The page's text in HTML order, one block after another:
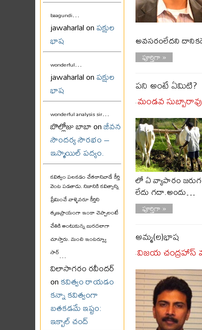
baagundi...
jawaharlal onపక్షుల
భాష
wonderful...
jawaharlal onపక్షుల
భాష
wonderful analysis sir...
బొల్లోజు బాబా onజీవన
సౌందర్య సౌరభం –
ఇస్మాయిల్ పద్యం.
కవిత్వం పలకడం చేతకానివాడే కీర్తి
వెంట పడతాడు. నిజానికి కవిత్వాన్ని
ప్రేమించే వాళ్ళెవరూ కీర్తిని
తృణప్రాయంగా ఇంకా చెప్పాలంటే
చేతికి అంటుకున్న బురదలాగా
చూస్తారు. మంచి ఇంటర్వ్యూ
సార్...
విలాసాగరం రవీందర్
onకవిత్వం రాయడం
కన్నా కవిత్వంగా
బతకడమే ఇష్టం:
ఇక్బాల్ చంద్
అవసరంలేదని
పూర్తిగా »
పని అంటే ఏమిటి?
- మండవ సుబ్బారావు
లో ఏ వ్యాపారం జరుగ
లేదు గదా.అందు…
పూర్తిగా »
అమ్మ(ల)భాష
-విజయ చంద్రహాస్